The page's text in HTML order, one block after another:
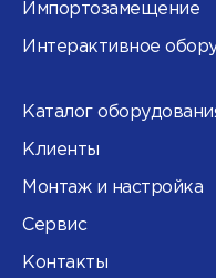
Импортозамещение
Интерактивное
Каталог
Клиенты
Монтаж и настройка
Сервис
Контакты